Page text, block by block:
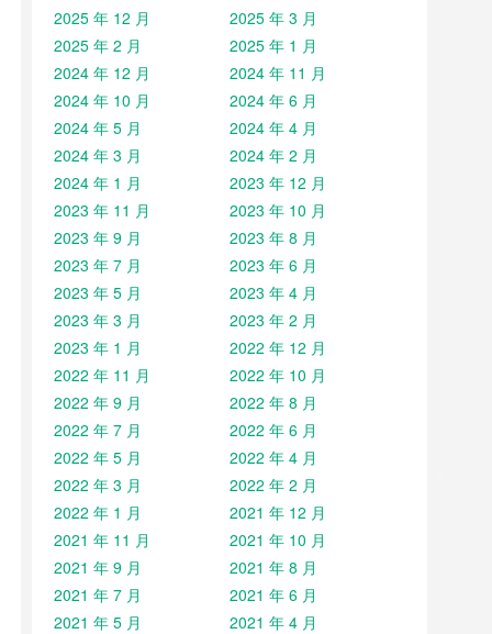
2025 年 12 月
2025 年 3 月
2025 年 2 月
2025 年 1 月
2024 年 12 月
2024 年 11 月
2024 年 10 月
2024 年 6 月
2024 年 5 月
2024 年 4 月
2024 年 3 月
2024 年 2 月
2024 年 1 月
2023 年 12 月
2023 年 11 月
2023 年 10 月
2023 年 9 月
2023 年 8 月
2023 年 7 月
2023 年 6 月
2023 年 5 月
2023 年 4 月
2023 年 3 月
2023 年 2 月
2023 年 1 月
2022 年 12 月
2022 年 11 月
2022 年 10 月
2022 年 9 月
2022 年 8 月
2022 年 7 月
2022 年 6 月
2022 年 5 月
2022 年 4 月
2022 年 3 月
2022 年 2 月
2022 年 1 月
2021 年 12 月
2021 年 11 月
2021 年 10 月
2021 年 9 月
2021 年 8 月
2021 年 7 月
2021 年 6 月
2021 年 5 月
2021 年 4 月